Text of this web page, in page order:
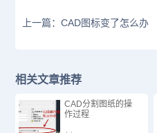
上一篇：CAD图标变了怎么办
相关文章推荐
CAD分割图纸的操
作过程